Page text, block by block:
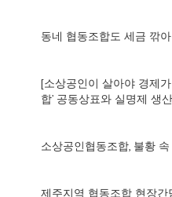
동네 협동조합도 세금 깎
[소상공인이 살아야 경제
합’ 공동상표와 실명제 생
소상공인협동조합, 불황
제주지역 협동조합 현장간